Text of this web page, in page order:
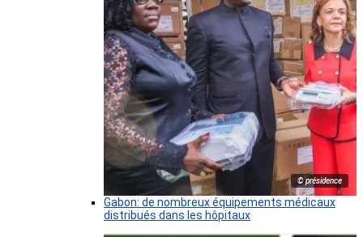
© présidence
Gabon: de nombreux équipements médicaux
distribués dans les hôpitaux